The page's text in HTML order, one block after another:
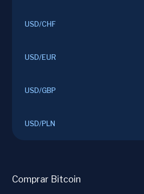
USD/CHF
USD/EUR
USD/GBP
USD/PLN
Comprar Bitcoin